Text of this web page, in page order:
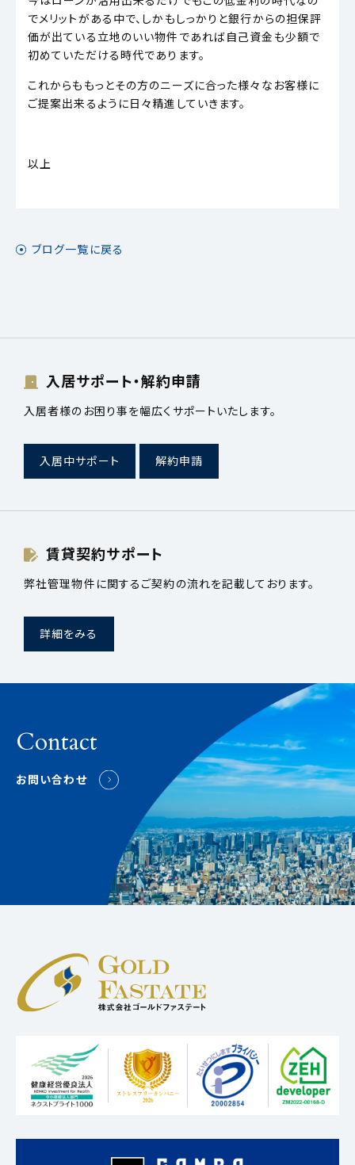
でメリットがある中で、しかもしっかりと銀行からの担保評
価が出ている立地のいい物件であれば自己資金も少額で
初めていただける時代であります。
これからももっとその方のニーズに合った様々なお客様に
ご提案出来るように日々精進していきます。
以上
ブログ一覧に戻る
入居サポート・解約申請
入居者様のお困り事を幅広くサポートいたします。
入居中サポート 解約申請
賃貸契約サポート
弊社管理物件に関するご契約の流れを記載しております。
詳細をみる
Contact
お問い合わせ